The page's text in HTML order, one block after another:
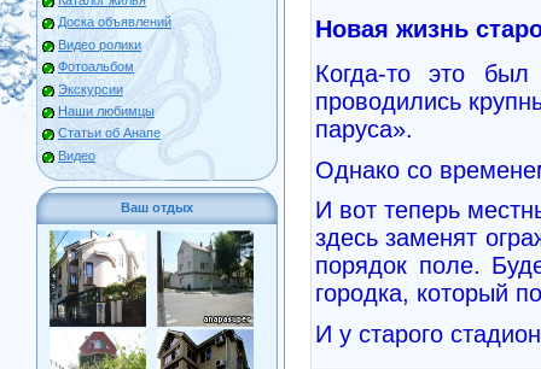
Доска объявлений
Видео ролики
Фотоальбом
Экскурсии
Наши любимцы
Статьи об Анапе
Видео
Ваш отдых
Новая жизнь
Когда-то это
проводились
паруса».
Однако со
И вот теперь
здесь заменят
порядок поле.
городка, который
И у старого